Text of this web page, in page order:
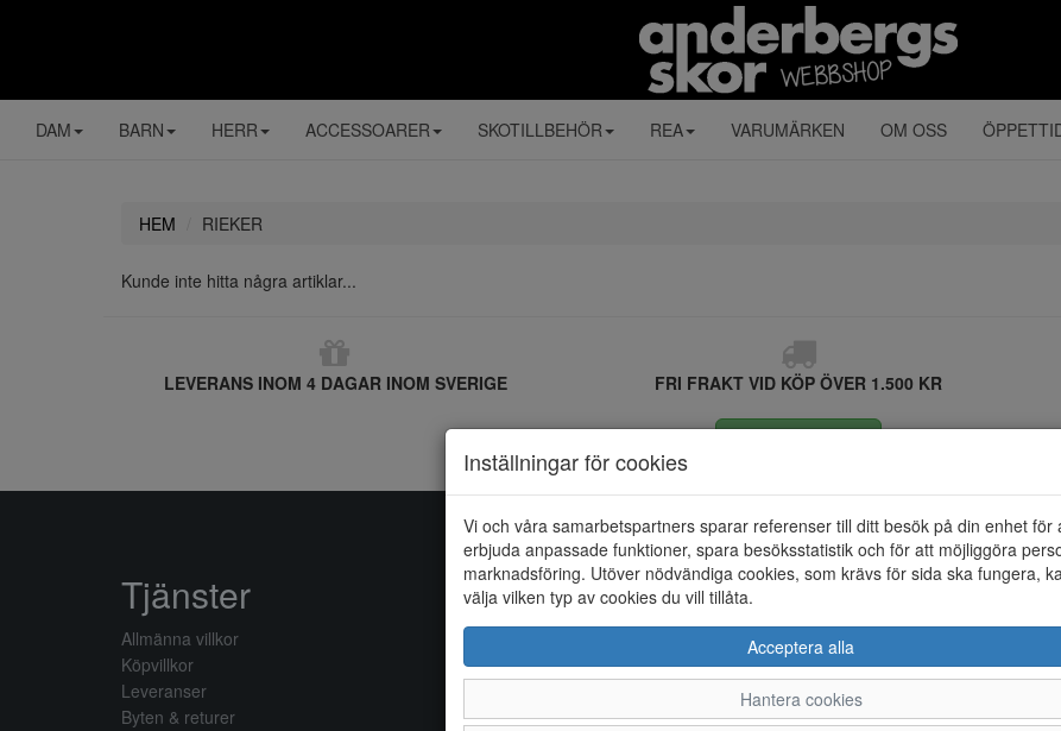
DAM BARN HERR ACCESSOARER SKOTILLBEHÖR REA VARUMÄRKEN OM OSS
HEM RIEKER
Kunde inte hitta några artiklar...
LEVERANS INOM 4 DAGAR INOM SVERIGE FRI FRAKT VID KÖP ÖVER 1.500 KR
Inställningar för cookies
Vi och våra samarbetspartners sparar referenser till ditt besök på din enhet för
erbjuda anpassade funktioner, spara besöksstatistik och för att möjliggöra
marknadsföring. Utöver nödvändiga cookies, som krävs för sida ska fungera,
välja vilken typ av cookies du vill tillåta.
Acceptera alla
Hantera cookies
Tjänster
Allmänna villkor
Köpvillkor
Leveranser
Byten & returer
Allmänt
Om oss
Öppettider